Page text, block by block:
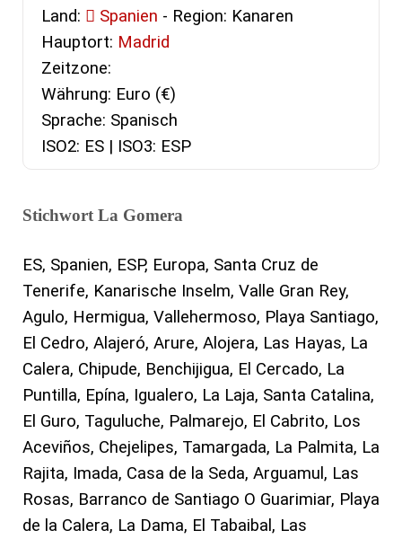
Land: Spanien - Region: Kanaren
Hauptort: Madrid
Zeitzone:
Währung: Euro (€)
Sprache: Spanisch
ISO2: ES | ISO3: ESP
Stichwort La Gomera
ES, Spanien, ESP, Europa, Santa Cruz de
Tenerife, Kanarische Inselm, Valle Gran Rey,
Agulo, Hermigua, Vallehermoso, Playa Santiago,
El Cedro, Alajeró, Arure, Alojera, Las Hayas, La
Calera, Chipude, Benchijigua, El Cercado, La
Puntilla, Epína, Igualero, La Laja, Santa Catalina,
El Guro, Taguluche, Palmarejo, El Cabrito, Los
Aceviños, Chejelipes, Tamargada, La Palmita, La
Rajita, Imada, Casa de la Seda, Arguamul, Las
Rosas, Barranco de Santiago O Guarimiar, Playa
de la Calera, La Dama, El Tabaibal, Las